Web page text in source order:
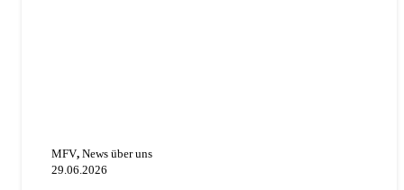
MFV,News über uns
29.06.2026